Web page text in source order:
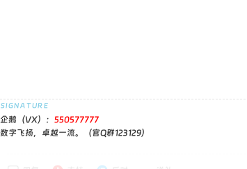
企鹅（VX）： 550577777
数字飞扬，卓越一流。（官Q群123129）